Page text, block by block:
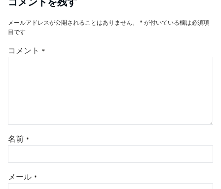
メールアドレスが公開されることはありません。 * が付いている欄は必須項
目です
コメント *
名前 *
メール *